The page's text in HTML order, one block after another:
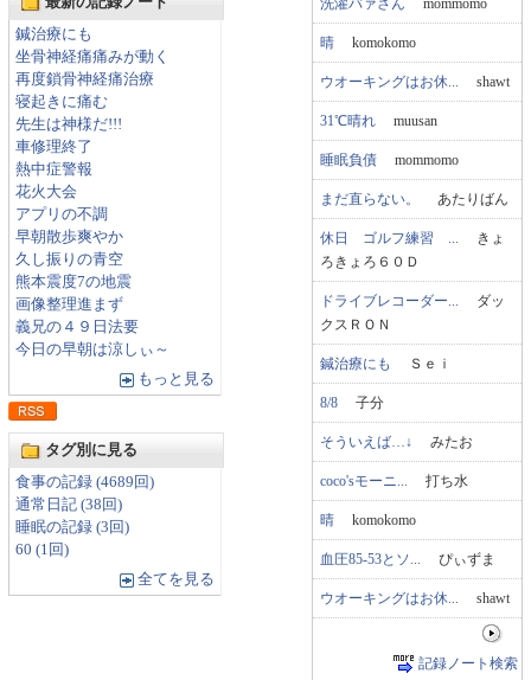
鍼治療にも
坐骨神経痛痛みが動く
再度鎖骨神経痛治療
寝起きに痛む
先生は神様だ!!!
車修理終了
熱中症警報
花火大会
アプリの不調
早朝散歩爽やか
久し振りの青空
熊本震度7の地震
画像整理進まず
義兄の４９日法要
今日の早朝は涼しぃ～
もっと見る
タグ別に見る
食事の記録 (4689回)
通常日記 (38回)
睡眠の記録 (3回)
60 (1回)
全てを見る
晴 komokomo
ウオーキングはお休... shawt
31℃晴れ muusan
睡眠負債 mommomo
まだ直らない。 あたりばん
休日 ゴルフ練習 ...
きょ
ろきょろ６０Ｄ
ドライブレコーダー...
ダッ
クスＲＯＮ
鍼治療にも Ｓｅｉ
8/8 子分
そういえば…↓ みたお
coco'sモーニ... 打ち水
晴 komokomo
血圧85-53とソ... ぴぃずま
ウオーキングはお休... shawt
記録ノート検索